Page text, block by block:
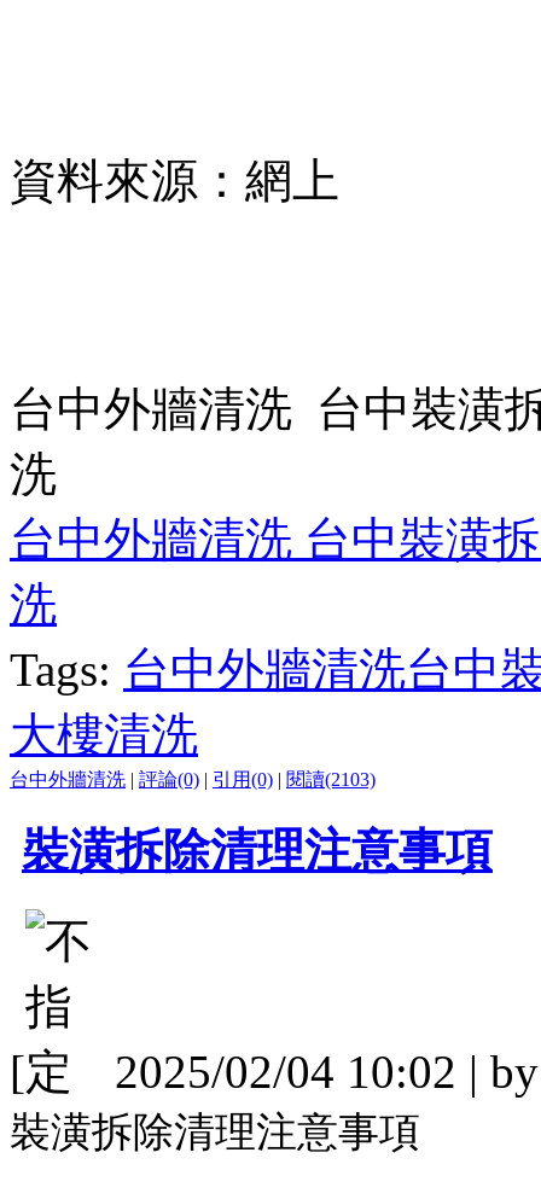
資料來源：網上
台中外牆清洗 台中裝潢
洗
台中外牆清洗 台中裝潢
洗
Tags: 台中外牆清洗台中
大樓清洗
台中外牆清洗 | 評論(0) | 引用(0) | 閱讀(2103)
裝潢拆除清理注意事項
[ 2025/02/04 10:02 |
裝潢拆除清理注意事項